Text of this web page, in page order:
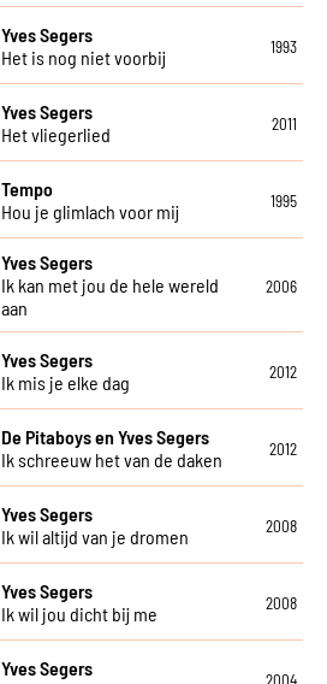
Yves Segers
Het is nog niet voorbij
1993
Yves Segers
Het vliegerlied
2011
Tempo
Hou je glimlach voor mij
1995
Yves Segers
Ik kan met jou de hele wereld
aan
2006
Yves Segers
Ik mis je elke dag
2012
De Pitaboys en Yves Segers
Ik schreeuw het van de daken
2012
Yves Segers
Ik wil altijd van je dromen
2008
Yves Segers
Ik wil jou dicht bij me
2008
Yves Segers